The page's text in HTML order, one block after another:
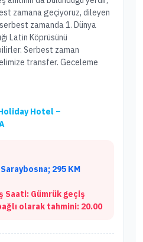
zamana geçiyoruz, dileyen
zamanda 1. Dünya
Latin Köprüsünü
Serbest zaman
transfer. Geceleme
Hotel –
295 KM
Saati: Gümrük geçiş
olarak tahmini: 20.00